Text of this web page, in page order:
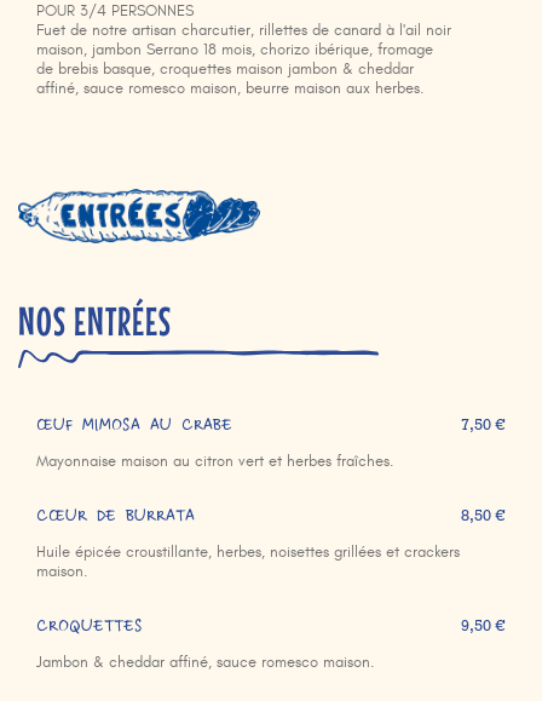
POUR 3/4 PERSONNES
Fuet de notre artisan charcutier, rillettes de canard à l'ail noir
maison, jambon Serrano 18 mois, chorizo ibérique, fromage
de brebis basque, croquettes maison jambon & cheddar
affiné, sauce romesco maison, beurre maison aux herbes.
NOS ENTRÉES
ŒUF MIMOSA AU CRABE
Mayonnaise maison au citron vert et herbes fraîches.
7,50 €
CŒUR DE BURRATA
Huile épicée croustillante, herbes, noisettes grillées et crackers
maison.
8,50 €
CROQUETTES
Jambon & cheddar affiné, sauce romesco maison.
9,50 €